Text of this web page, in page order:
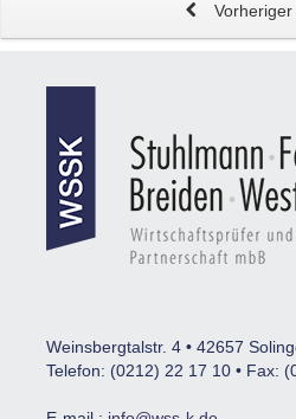
Vorheriger
Weinsbergtalstr. 4 • 42657
Telefon: (0212) 22 17 10 • Fax: